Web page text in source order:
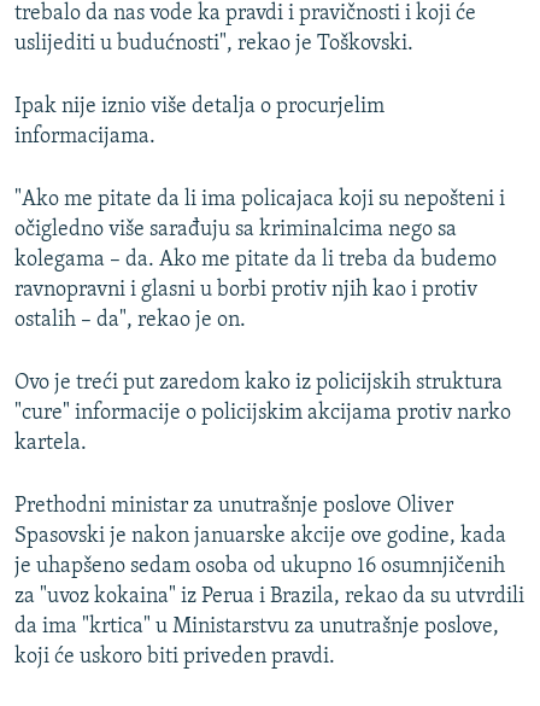
trebalo da nas vode ka pravdi i pravičnosti i koji će
uslijediti u budućnosti", rekao je Toškovski.
Ipak nije iznio više detalja o procurjelim
informacijama.
"Ako me pitate da li ima policajaca koji su nepošteni i
očigledno više sarađuju sa kriminalcima nego sa
kolegama – da. Ako me pitate da li treba da budemo
ravnopravni i glasni u borbi protiv njih kao i protiv
ostalih – da", rekao je on.
Ovo je treći put zaredom kako iz policijskih struktura
"cure" informacije o policijskim akcijama protiv narko
kartela.
Prethodni ministar za unutrašnje poslove Oliver
Spasovski je nakon januarske akcije ove godine, kada
je uhapšeno sedam osoba od ukupno 16 osumnjičenih
za "uvoz kokaina" iz Perua i Brazila, rekao da su utvrdili
da ima "krtica" u Ministarstvu za unutrašnje poslove,
koji će uskoro biti priveden pravdi.